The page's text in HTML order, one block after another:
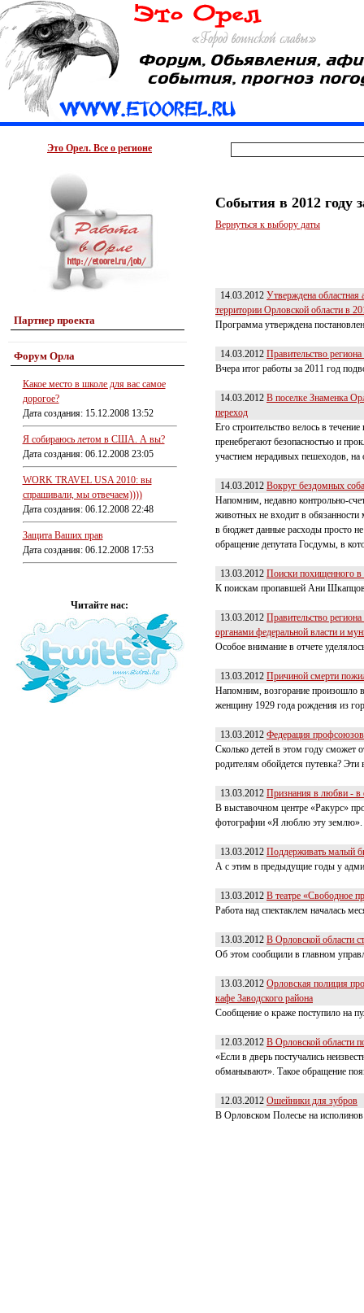
Это Орел. Все о регионе
Партнер проекта
Форум Орла
Какое место в школе для вас самое
дорогое?
Дата создания: 15.12.2008 13:52
Я собираюсь летом в США. А вы?
Дата создания: 06.12.2008 23:05
WORK TRAVEL USA 2010: вы
спрашивали, мы отвечаем))))
Дата создания: 06.12.2008 22:48
Защита Ваших прав
Дата создания: 06.12.2008 17:53
Читайте нас:
События в 2012 году
Вернуться к выбору даты
14.03.2012 Утверждена
территории Орловской области в
Программа утверждена
14.03.2012 Правительство
Вчера итог работы за 2011 год
14.03.2012 В поселке Знаменка
переход
Его строительство велось в
пренебрегают безопасностью и
участием нерадивых пешеходов, на
14.03.2012 Вокруг бездомных
Напомним, недавно контрольно-
животных не входит в обязанности
в бюджет данные расходы просто
обращение депутата Госдумы, в
13.03.2012 Поиски похищенного в
К поискам пропавшей Ани
13.03.2012 Правительство
органами федеральной власти и
Особое внимание в отчете
13.03.2012 Причиной смерти
Напомним, возгорание произошло
женщину 1929 года рождения из
13.03.2012 Федерация
Сколько детей в этом году сможет
родителям обойдется путевка?
13.03.2012 Признания в любви - в
В выставочном центре «Ракурс»
фотографии «Я люблю эту землю».
13.03.2012 Поддерживать малый
А с этим в предыдущие годы у
13.03.2012 В театре «Свободное
Работа над спектаклем началась
13.03.2012 В Орловской области
Об этом сообщили в главном
13.03.2012 Орловская полиция
кафе Заводского района
Сообщение о краже поступило на
12.03.2012 В Орловской области
«Если в дверь постучались
обманывают». Такое обращение
12.03.2012 Ошейники для зубров
В Орловском Полесье на